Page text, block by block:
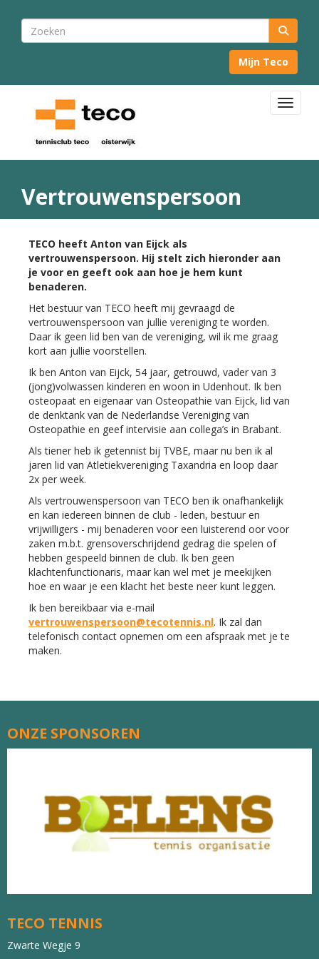
Mijn Teco
Vertrouwenspersoon
TECO heeft Anton van Eijck als
vertrouwenspersoon. Hij stelt zich hieronder aan
je voor en geeft ook aan hoe je hem kunt
benaderen.
Het bestuur van TECO heeft mij gevraagd de
vertrouwenspersoon van jullie vereniging te worden.
Daar ik geen lid ben van de vereniging, wil ik me graag
kort aan jullie voorstellen.
Ik ben Anton van Eijck, 54 jaar, getrouwd, vader van 3
(jong)volwassen kinderen en woon in Udenhout. Ik ben
osteopaat en eigenaar van Osteopathie van Eijck, lid van
de denktank van de Nederlandse Vereniging van
Osteopathie en geef intervisie aan collega’s in Brabant.
Als tiener heb ik getennist bij TVBE, maar nu ben ik al
jaren lid van Atletiekvereniging Taxandria en loop daar
2x per week.
Als vertrouwenspersoon van TECO ben ik onafhankelijk
en kan iedereen binnen de club - leden, bestuur en
vrijwilligers - mij benaderen voor een luisterend oor voor
zaken m.b.t. grensoverschrijdend gedrag die spelen of
hebben gespeeld binnen de club. Ik ben geen
klachtenfunctionaris, maar kan wel met je meekijken
hoe en waar je een klacht het beste neer kunt leggen.
Ik ben bereikbaar via e-mail
noosrepsnewuortrev@tecotennis.nl. Ik zal dan
telefonisch contact opnemen om een afspraak met je te
maken.
ONZE SPONSOREN
TECO TENNIS
Zwarte Wegje 9